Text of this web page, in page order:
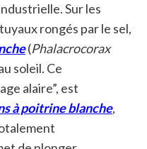
Sur les
rongés par le sel,
(Phalacrocorax
soleil. Ce
alaire”, est
à poitrine blanche,